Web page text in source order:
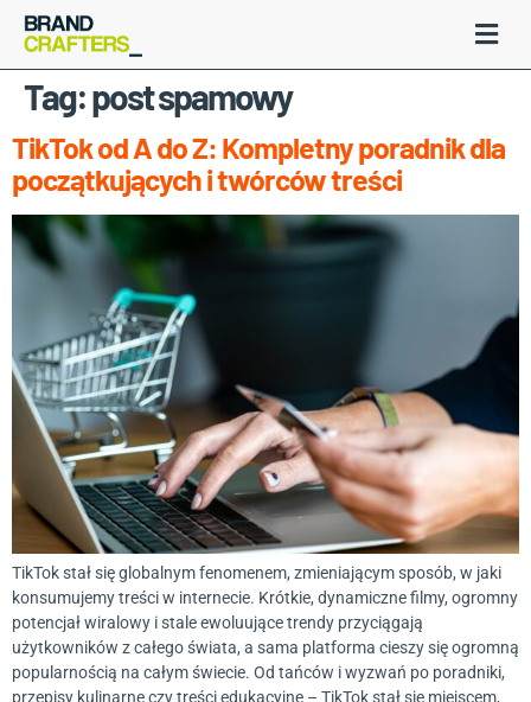
Tag:post spamowy
TikTok od A do Z: Kompletny poradnik dla
początkujących i twórców treści
TikTok stał się globalnym fenomenem, zmieniającym sposób, w jaki
konsumujemy treści w internecie. Krótkie, dynamiczne filmy, ogromny
potencjał wiralowy i stale ewoluujące trendy przyciągają
użytkowników z całego świata, a sama platforma cieszy się ogromną
popularnością na całym świecie. Od tańców i wyzwań po poradniki,
przepisy kulinarne czy treści edukacyjne – TikTok stał się miejscem,